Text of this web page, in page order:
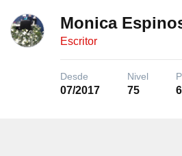
Monica
Escritor
Desde
07/2017
Nivel
75